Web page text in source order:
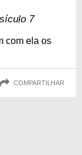
7
com ela os
COMPARTILHAR